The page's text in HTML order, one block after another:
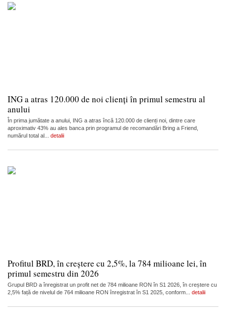
ING a atras 120.000 de noi clienți în primul semestru al
anului
În prima jumătate a anului, ING a atras încă 120.000 de clienți noi, dintre care
aproximativ 43% au ales banca prin programul de recomandări Bring a Friend,
numărul total al... detalii
Profitul BRD, în creștere cu 2,5%, la 784 milioane lei, în
primul semestru din 2026
Grupul BRD a înregistrat un profit net de 784 milioane RON în S1 2026, în creștere cu
2,5% față de nivelul de 764 milioane RON înregistrat în S1 2025, conform... detalii